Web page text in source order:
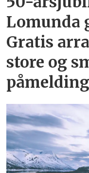
Lomunda
Gratis
store og
påmelding